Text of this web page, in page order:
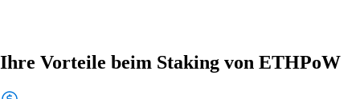
Ihre Vorteile beim Staking von ETHPoW